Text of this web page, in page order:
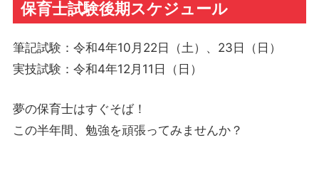
保育士試験後期スケジュール
筆記試験：令和4年10月22日（土）、23日（日）
実技試験：令和4年12月11日（日）
夢の保育士はすぐそば！
この半年間、勉強を頑張ってみませんか？